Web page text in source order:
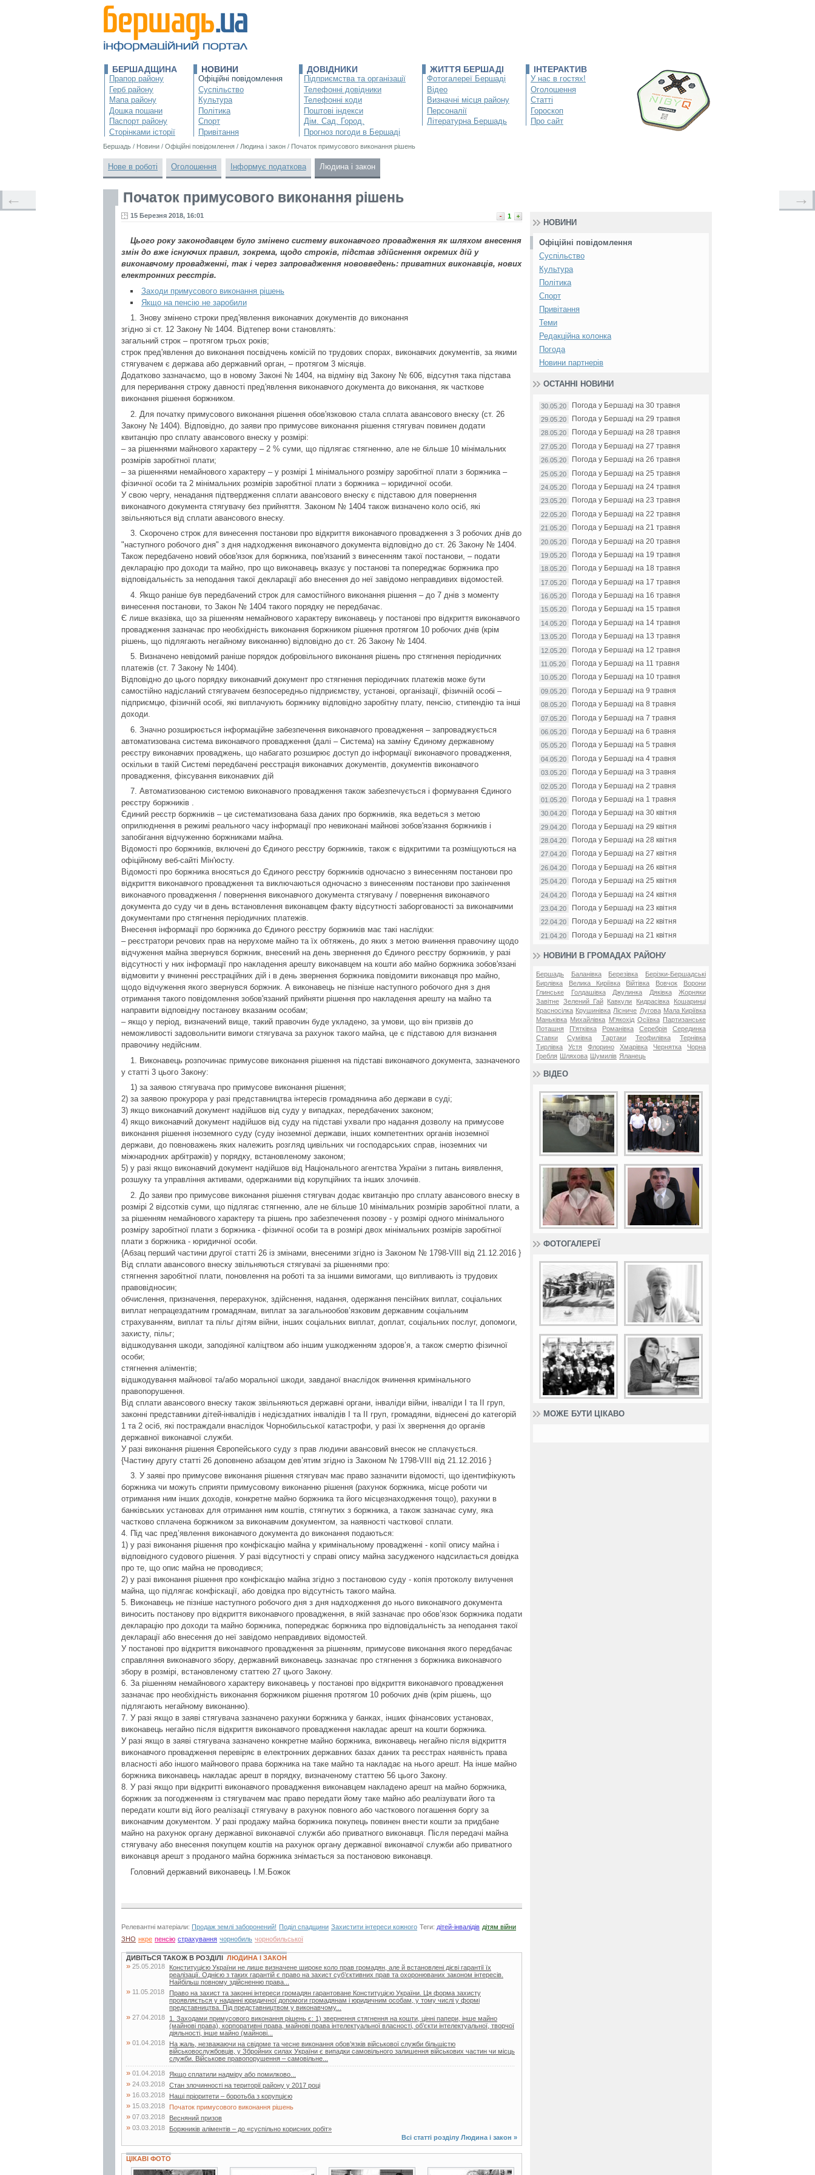
БЕРШАДЩИНА
Прапор району
Герб району
Мапа району
Дошка пошани
Паспорт району
Сторінками історії
НОВИНИ
Офіційні повідомлення
Суспільство
Культура
Політика
Спорт
Привітання
ДОВІДНИКИ
Підприємства та організації
Телефонні довідники
Телефонні коди
Поштові індекси
Дім. Сад. Город.
Прогноз погоди в Бершаді
ЖИТТЯ БЕРШАДІ
Фотогалереї Бершаді
Відео
Визначні місця району
Персоналії
Літературна Бершадь
ІНТЕРАКТИВ
У нас в гостях!
Оголошення
Статті
Гороскоп
Про сайт
Бершадь / Новини / Офіційні повідомлення / Людина і закон / Початок примусового виконання рішень
Нове в роботі Оголошення Інформує податкова Людина і закон
Початок примусового виконання рішень
1
15 Березня 2018, 16:01
Цього року законодавцем було змінено систему виконавчого провадження як шляхом внесення
змін до вже існуючих правил, зокрема, щодо строків, підстав здійснення окремих дій у
виконавчому провадженні, так і через запровадження нововведень: приватних виконавців, нових
електронних реєстрів.
Заходи примусового виконання рішень
Якщо на пенсію не заробили
1. Знову змінено строки пред'явлення виконавчих документів до виконання
згідно зі ст. 12 Закону № 1404. Відтепер вони становлять:
загальний строк – протягом трьох років;
строк пред'явлення до виконання посвідчень комісій по трудових спорах, виконавчих документів, за якими
стягувачем є держава або державний орган, – протягом 3 місяців.
Додатково зазначаємо, що в новому Законі № 1404, на відміну від Закону № 606, відсутня така підстава
для переривання строку давності пред'явлення виконавчого документа до виконання, як часткове
виконання рішення боржником.
2. Для початку примусового виконання рішення обов'язковою стала сплата авансового внеску (ст. 26
Закону № 1404). Відповідно, до заяви про примусове виконання рішення стягувач повинен додати
квитанцію про сплату авансового внеску у розмірі:
– за рішеннями майнового характеру – 2 % суми, що підлягає стягненню, але не більше 10 мінімальних
розмірів заробітної плати;
– за рішеннями немайнового характеру – у розмірі 1 мінімального розміру заробітної плати з боржника –
фізичної особи та 2 мінімальних розмірів заробітної плати з боржника – юридичної особи.
У свою чергу, ненадання підтвердження сплати авансового внеску є підставою для повернення
виконавчого документа стягувачу без прийняття. Законом № 1404 також визначено коло осіб, які
звільняються від сплати авансового внеску.
3. Скорочено строк для винесення постанови про відкриття виконавчого провадження з 3 робочих днів до
"наступного робочого дня" з дня надходження виконавчого документа відповідно до ст. 26 Закону № 1404.
Також передбачено новий обов'язок для боржника, пов'язаний з винесенням такої постанови, – подати
декларацію про доходи та майно, про що виконавець вказує у постанові та попереджає боржника про
відповідальність за неподання такої декларації або внесення до неї завідомо неправдивих відомостей.
4. Якщо раніше був передбачений строк для самостійного виконання рішення – до 7 днів з моменту
винесення постанови, то Закон № 1404 такого порядку не передбачає.
Є лише вказівка, що за рішенням немайнового характеру виконавець у постанові про відкриття виконавчого
провадження зазначає про необхідність виконання боржником рішення протягом 10 робочих днів (крім
рішень, що підлягають негайному виконанню) відповідно до ст. 26 Закону № 1404.
5. Визначено невідомий раніше порядок добровільного виконання рішень про стягнення періодичних
платежів (ст. 7 Закону № 1404).
Відповідно до цього порядку виконавчий документ про стягнення періодичних платежів може бути
самостійно надісланий стягувачем безпосередньо підприємству, установі, організації, фізичній особі –
підприємцю, фізичній особі, які виплачують боржнику відповідно заробітну плату, пенсію, стипендію та інші
доходи.
6. Значно розширюється інформаційне забезпечення виконавчого провадження – запроваджується
автоматизована система виконавчого провадження (далі – Система) на заміну Єдиному державному
реєстру виконавчих проваджень, що набагато розширює доступ до інформації виконавчого провадження,
оскільки в такій Системі передбачені реєстрація виконавчих документів, документів виконавчого
провадження, фіксування виконавчих дій
7. Автоматизованою системою виконавчого провадження також забезпечується і формування Єдиного
реєстру боржників .
Єдиний реєстр боржників – це систематизована база даних про боржників, яка ведеться з метою
оприлюднення в режимі реального часу інформації про невиконані майнові зобов'язання боржників і
запобігання відчуженню боржниками майна.
Відомості про боржників, включені до Єдиного реєстру боржників, також є відкритими та розміщуються на
офіційному веб-сайті Мін'юсту.
Відомості про боржника вносяться до Єдиного реєстру боржників одночасно з винесенням постанови про
відкриття виконавчого провадження та виключаються одночасно з винесенням постанови про закінчення
виконавчого провадження / повернення виконавчого документа стягувачу / повернення виконавчого
документа до суду чи в день встановлення виконавцем факту відсутності заборгованості за виконавчими
документами про стягнення періодичних платежів.
Внесення інформації про боржника до Єдиного реєстру боржників має такі наслідки:
– реєстратори речових прав на нерухоме майно та їх обтяжень, до яких з метою вчинення правочину щодо
відчуження майна звернувся боржник, внесений на день звернення до Єдиного реєстру боржників, у разі
відсутності у них інформації про накладення арешту виконавцем на кошти або майно боржника зобов'язані
відмовити у вчиненні реєстраційних дій і в день звернення боржника повідомити виконавця про майно,
щодо відчуження якого звернувся боржник. А виконавець не пізніше наступного робочого дня з дня
отримання такого повідомлення зобов'язаний прийняти рішення про накладення арешту на майно та
направити відповідну постанову вказаним особам;
– якщо у період, визначений вище, такий правочин буде укладено, за умови, що він призвів до
неможливості задовольнити вимоги стягувача за рахунок такого майна, це є підставою для визнання
правочину недійсним.
1. Виконавець розпочинає примусове виконання рішення на підставі виконавчого документа, зазначеного
у статті 3 цього Закону:
1) за заявою стягувача про примусове виконання рішення;
2) за заявою прокурора у разі представництва інтересів громадянина або держави в суді;
3) якщо виконавчий документ надійшов від суду у випадках, передбачених законом;
4) якщо виконавчий документ надійшов від суду на підставі ухвали про надання дозволу на примусове
виконання рішення іноземного суду (суду іноземної держави, інших компетентних органів іноземної
держави, до повноважень яких належить розгляд цивільних чи господарських справ, іноземних чи
міжнародних арбітражів) у порядку, встановленому законом;
5) у разі якщо виконавчий документ надійшов від Національного агентства України з питань виявлення,
розшуку та управління активами, одержаними від корупційних та інших злочинів.
2. До заяви про примусове виконання рішення стягувач додає квитанцію про сплату авансового внеску в
розмірі 2 відсотків суми, що підлягає стягненню, але не більше 10 мінімальних розмірів заробітної плати, а
за рішенням немайнового характеру та рішень про забезпечення позову - у розмірі одного мінімального
розміру заробітної плати з боржника - фізичної особи та в розмірі двох мінімальних розмірів заробітної
плати з боржника - юридичної особи.
{Абзац перший частини другої статті 26 із змінами, внесеними згідно із Законом № 1798-VIII від 21.12.2016 }
Від сплати авансового внеску звільняються стягувачі за рішеннями про:
стягнення заробітної плати, поновлення на роботі та за іншими вимогами, що випливають із трудових
правовідносин;
обчислення, призначення, перерахунок, здійснення, надання, одержання пенсійних виплат, соціальних
виплат непрацездатним громадянам, виплат за загальнообов’язковим державним соціальним
страхуванням, виплат та пільг дітям війни, інших соціальних виплат, доплат, соціальних послуг, допомоги,
захисту, пільг;
відшкодування шкоди, заподіяної каліцтвом або іншим ушкодженням здоров’я, а також смертю фізичної
особи;
стягнення аліментів;
відшкодування майнової та/або моральної шкоди, завданої внаслідок вчинення кримінального
правопорушення.
Від сплати авансового внеску також звільняються державні органи, інваліди війни, інваліди I та II груп,
законні представники дітей-інвалідів і недієздатних інвалідів I та II груп, громадяни, віднесені до категорій
1 та 2 осіб, які постраждали внаслідок Чорнобильської катастрофи, у разі їх звернення до органів
державної виконавчої служби.
У разі виконання рішення Європейського суду з прав людини авансовий внесок не сплачується.
{Частину другу статті 26 доповнено абзацом дев’ятим згідно із Законом № 1798-VIII від 21.12.2016 }
3. У заяві про примусове виконання рішення стягувач має право зазначити відомості, що ідентифікують
боржника чи можуть сприяти примусовому виконанню рішення (рахунок боржника, місце роботи чи
отримання ним інших доходів, конкретне майно боржника та його місцезнаходження тощо), рахунки в
банківських установах для отримання ним коштів, стягнутих з боржника, а також зазначає суму, яка
частково сплачена боржником за виконавчим документом, за наявності часткової сплати.
4. Під час пред’явлення виконавчого документа до виконання подаються:
1) у разі виконання рішення про конфіскацію майна у кримінальному провадженні - копії опису майна і
відповідного судового рішення. У разі відсутності у справі опису майна засудженого надсилається довідка
про те, що опис майна не проводився;
2) у разі виконання рішення про конфіскацію майна згідно з постановою суду - копія протоколу вилучення
майна, що підлягає конфіскації, або довідка про відсутність такого майна.
5. Виконавець не пізніше наступного робочого дня з дня надходження до нього виконавчого документа
виносить постанову про відкриття виконавчого провадження, в якій зазначає про обов’язок боржника подати
декларацію про доходи та майно боржника, попереджає боржника про відповідальність за неподання такої
декларації або внесення до неї завідомо неправдивих відомостей.
У постанові про відкриття виконавчого провадження за рішенням, примусове виконання якого передбачає
справляння виконавчого збору, державний виконавець зазначає про стягнення з боржника виконавчого
збору в розмірі, встановленому статтею 27 цього Закону.
6. За рішенням немайнового характеру виконавець у постанові про відкриття виконавчого провадження
зазначає про необхідність виконання боржником рішення протягом 10 робочих днів (крім рішень, що
підлягають негайному виконанню).
7. У разі якщо в заяві стягувача зазначено рахунки боржника у банках, інших фінансових установах,
виконавець негайно після відкриття виконавчого провадження накладає арешт на кошти боржника.
У разі якщо в заяві стягувача зазначено конкретне майно боржника, виконавець негайно після відкриття
виконавчого провадження перевіряє в електронних державних базах даних та реєстрах наявність права
власності або іншого майнового права боржника на таке майно та накладає на нього арешт. На інше майно
боржника виконавець накладає арешт в порядку, визначеному статтею 56 цього Закону.
8. У разі якщо при відкритті виконавчого провадження виконавцем накладено арешт на майно боржника,
боржник за погодженням із стягувачем має право передати йому таке майно або реалізувати його та
передати кошти від його реалізації стягувачу в рахунок повного або часткового погашення боргу за
виконавчим документом. У разі продажу майна боржника покупець повинен внести кошти за придбане
майно на рахунок органу державної виконавчої служби або приватного виконавця. Після передачі майна
стягувачу або внесення покупцем коштів на рахунок органу державної виконавчої служби або приватного
виконавця арешт з проданого майна боржника знімається за постановою виконавця.
Головний державний виконавець І.М.Божок
Релевантні матеріали: Продаж землі заборонений! Поділ спадщини Захистити інтереси кожного Теги: дітей-інвалідів дітям війни
ЗНО нкре пенсію страхування чорнобиль чорнобильської
← →
ДИВІТЬСЯ ТАКОЖ В РОЗДІЛІ ЛЮДИНА І ЗАКОН
» 25.05.2018
Конституцією України не лише визначене широке коло прав громадян, але й встановлені дієві гарантії їх
реалізації. Однією з таких гарантій є право на захист суб’єктивних прав та охоронюваних законом інтересів.
Найбільш повному здійсненню права...
» 11.05.2018
Право на захист та законні інтереси громадян гарантоване Конституцією України. Ця форма захисту
проявляється у наданні юридичної допомоги громадянам і юридичним особам, у тому числі у формі
представництва. Під представництвом у виконавчому...
» 27.04.2018
1. Заходами примусового виконання рішень є: 1) звернення стягнення на кошти, цінні папери, інше майно
(майнові права), корпоративні права, майнові права інтелектуальної власності, об’єкти інтелектуальної, творчої
діяльності, інше майно (майнові...
» 01.04.2018
На жаль, незважаючи на свідоме та чесне виконання обов’язків військової служби більшістю
військовослужбовців, у Збройних силах України є випадки самовільного залишення військових частин чи місць
служби. Військове правопорушення – самовільне...
» 01.04.2018 Якщо сплатили надміру або помилково...
» 24.03.2018 Стан злочинності на території району у 2017 році
» 16.03.2018 Наші пріоритети – боротьба з корупцією
» 15.03.2018 Початок примусового виконання рішень
» 07.03.2018 Весняний призов
» 03.03.2018
Боржників аліментів – до «суспільно корисних робіт»
Всі статті розділу Людина і закон »
ЦІКАВІ ФОТО
НОВИНИ
Офіційні повідомлення
Суспільство
Культура
Політика
Спорт
Привітання
Теми
Редакційна колонка
Погода
Новини партнерів
ОСТАННІ НОВИНИ
30.05.20 Погода у Бершаді на 30 травня
29.05.20 Погода у Бершаді на 29 травня
28.05.20 Погода у Бершаді на 28 травня
27.05.20 Погода у Бершаді на 27 травня
26.05.20 Погода у Бершаді на 26 травня
25.05.20 Погода у Бершаді на 25 травня
24.05.20 Погода у Бершаді на 24 травня
23.05.20 Погода у Бершаді на 23 травня
22.05.20 Погода у Бершаді на 22 травня
21.05.20 Погода у Бершаді на 21 травня
20.05.20 Погода у Бершаді на 20 травня
19.05.20 Погода у Бершаді на 19 травня
18.05.20 Погода у Бершаді на 18 травня
17.05.20 Погода у Бершаді на 17 травня
16.05.20 Погода у Бершаді на 16 травня
15.05.20 Погода у Бершаді на 15 травня
14.05.20 Погода у Бершаді на 14 травня
13.05.20 Погода у Бершаді на 13 травня
12.05.20 Погода у Бершаді на 12 травня
11.05.20 Погода у Бершаді на 11 травня
10.05.20 Погода у Бершаді на 10 травня
09.05.20 Погода у Бершаді на 9 травня
08.05.20 Погода у Бершаді на 8 травня
07.05.20 Погода у Бершаді на 7 травня
06.05.20 Погода у Бершаді на 6 травня
05.05.20 Погода у Бершаді на 5 травня
04.05.20 Погода у Бершаді на 4 травня
03.05.20 Погода у Бершаді на 3 травня
02.05.20 Погода у Бершаді на 2 травня
01.05.20 Погода у Бершаді на 1 травня
30.04.20 Погода у Бершаді на 30 квітня
29.04.20 Погода у Бершаді на 29 квітня
28.04.20 Погода у Бершаді на 28 квітня
27.04.20 Погода у Бершаді на 27 квітня
26.04.20 Погода у Бершаді на 26 квітня
25.04.20 Погода у Бершаді на 25 квітня
24.04.20 Погода у Бершаді на 24 квітня
23.04.20 Погода у Бершаді на 23 квітня
22.04.20 Погода у Бершаді на 22 квітня
21.04.20 Погода у Бершаді на 21 квітня
НОВИНИ В ГРОМАДАХ РАЙОНУ
Бершадь Баланівка Березівка
Берізки-Бершадські
Бирлівка
Велика Киріївка Війтівка Вовчок
Ворони
Глинське
Голдашівка Джулинка Дяківка
Жорняки
Завітне Зелений Гай Кавкули Кидрасівка
Кошаринці
Красносілка Крушинівка Лісниче Лугова Мала Киріївка
Маньківка Михайлівка М'якохід Осіївка
Партизанське
Поташня
П'ятківка Романівка Серебрія
Серединка
Ставки
Сумівка Тартаки Теофилівка
Тернівка
Тирлівка
Устя Флорино Хмарівка Чернятка
Чорна
Гребля
Шляхова Шумилів Яланець
ВІДЕО
ФОТОГАЛЕРЕЇ
МОЖЕ БУТИ ЦІКАВО